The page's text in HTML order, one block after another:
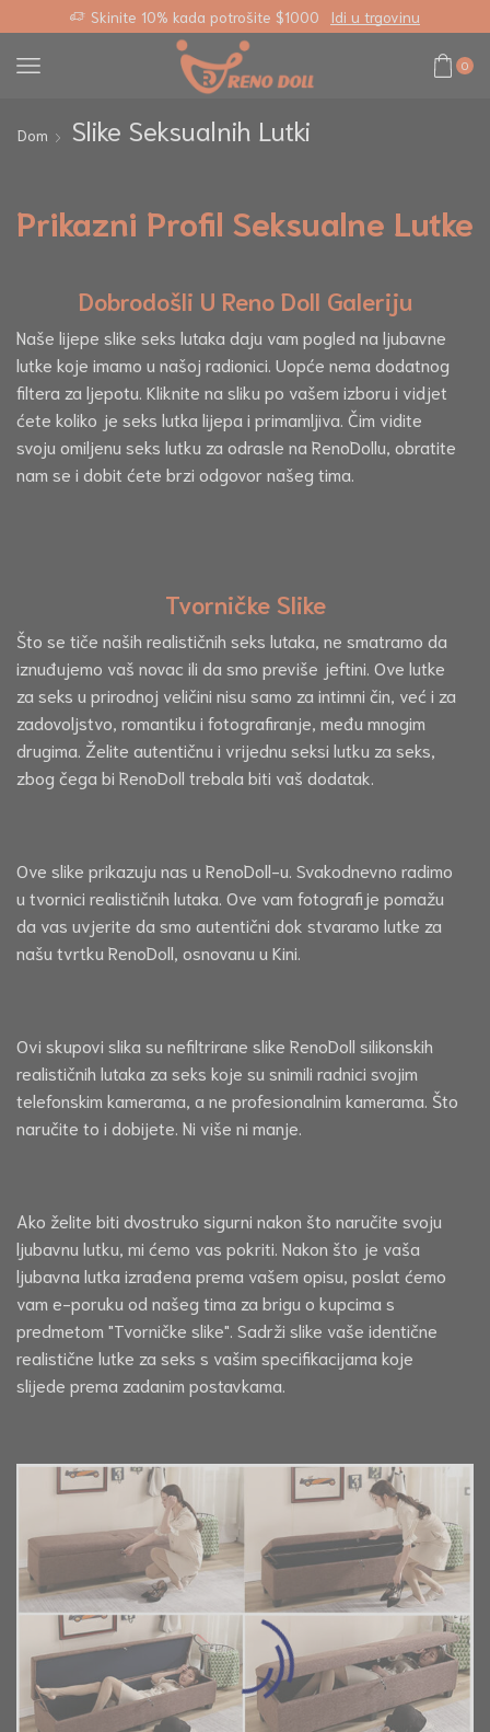
Skinite 10% kada potrošite $1000 Idi u trgovinu
0
Dom Slike Seksualnih Lutki
Prikazni Profil Seksualne Lutke
Dobrodošli U Reno Doll Galeriju
Naše lijepe slike seks lutaka daju vam pogled na ljubavne
lutke koje imamo u našoj radionici. Uopće nema dodatnog
filtera za ljepotu. Kliknite na sliku po vašem izboru i vidjet
ćete koliko je seks lutka lijepa i primamljiva. Čim vidite
svoju omiljenu seks lutku za odrasle na RenoDollu, obratite
nam se i dobit ćete brzi odgovor našeg tima.
Tvorničke Slike
Što se tiče naših realističnih seks lutaka, ne smatramo da
iznuđujemo vaš novac ili da smo previše jeftini. Ove lutke
za seks u prirodnoj veličini nisu samo za intimni čin, već i za
zadovoljstvo, romantiku i fotografiranje, među mnogim
drugima. Želite autentičnu i vrijednu seksi lutku za seks,
zbog čega bi RenoDoll trebala biti vaš dodatak.
Ove slike prikazuju nas u RenoDoll-u. Svakodnevno radimo
u tvornici realističnih lutaka. Ove vam fotografije pomažu
da vas uvjerite da smo autentični dok stvaramo lutke za
našu tvrtku RenoDoll, osnovanu u Kini.
Ovi skupovi slika su nefiltrirane slike RenoDoll silikonskih
realističnih lutaka za seks koje su snimili radnici svojim
telefonskim kamerama, a ne profesionalnim kamerama. Što
naručite to i dobijete. Ni više ni manje.
Ako želite biti dvostruko sigurni nakon što naručite svoju
ljubavnu lutku, mi ćemo vas pokriti. Nakon što je vaša
ljubavna lutka izrađena prema vašem opisu, poslat ćemo
vam e-poruku od našeg tima za brigu o kupcima s
predmetom "Tvorničke slike". Sadrži slike vaše identične
realistične lutke za seks s vašim specifikacijama koje
slijede prema zadanim postavkama.